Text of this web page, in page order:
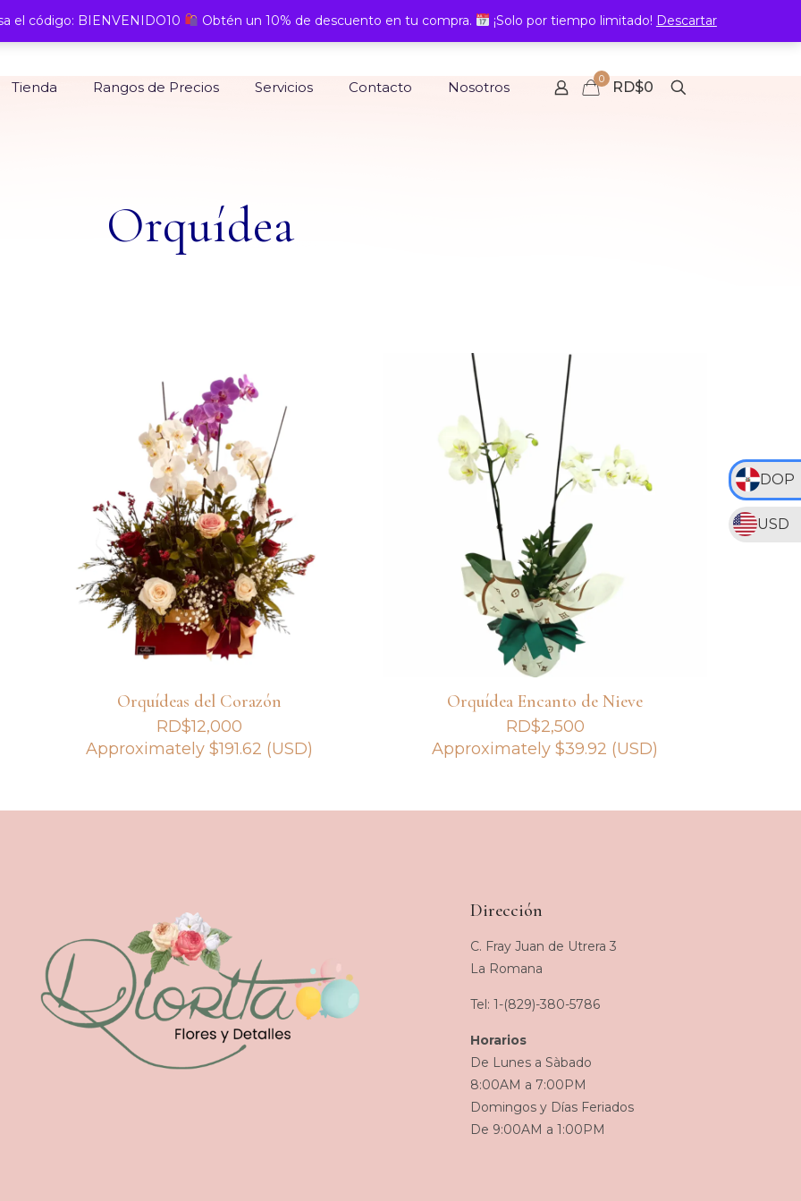
DOP
USD
Tienda Rangos de Precios Servicios Contacto Nosotros 0 RD$0
Orquídea
Orquídeas del Corazón
RD$12,000
Approximately$191.62 (USD)
Orquídea Encanto de Nieve
RD$2,500
Approximately$39.92 (USD)
Dirección
C. Fray Juan de Utrera 3
La Romana
Tel: 1-(829)-380-5786
Horarios
De Lunes a Sàbado
8:00AM a 7:00PM
Domingos y Días Feriados
De 9:00AM a 1:00PM
el código: BIENVENIDO10 Obtén un 10% de descuento en tu compra. ¡Solo por tiempo limitado! Descartar